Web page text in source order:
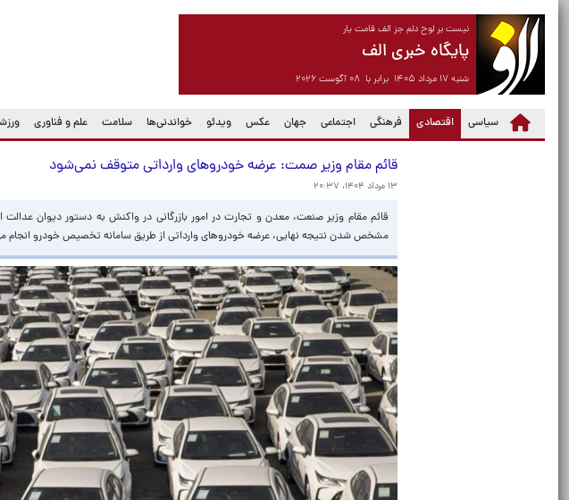
نیست بر لوح دلم جز الف قامت یار
پایگاه خبری الف
شنبه ۱۷ مرداد ۱۴۰۵ برابر با ۰۸ آگوست ۲۰۲۶
سیاسی اقتصادی
(current) فرهنگی اجتماعی جهان عکس ویدئو خواندنی‌ها سلامت علم و فناوری
قائم مقام وزیر صمت: عرضه خودروهای وارداتی متوقف نمی‌شود
۱۳ مرداد ۱۴۰۴، ۲۰:۳۷
قائم مقام وزیر صنعت، معدن و تجارت در امور بازرگانی در واکنش به دستور دیوان
مشخص شدن نتیجه نهایی، عرضه خودروهای وارداتی از طریق سامانه تخصیص خودرو